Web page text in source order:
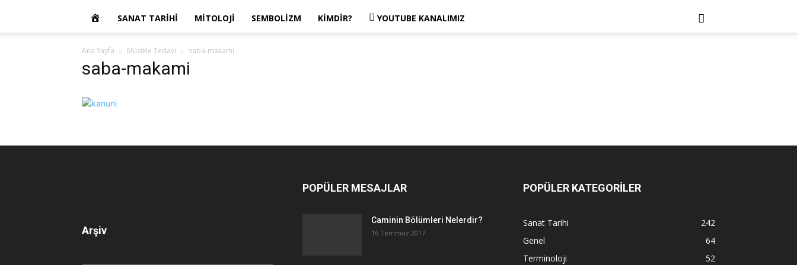
OKUR
YAZARIM
SANAT TARIHI MITOLOJI SEMBOLIZM KIMDIR? YOUTUBE KANALIMIZ
Ana Sayfa Müzikle Tedavi saba-makami
saba-makami
Arşiv
Arşiv
POPÜLER MESAJLAR
Caminin Bölümleri Nelerdir?
16 Temmuz 2017
POPÜLER KATEGORİLER
Sanat Tarihi
242
Genel
64
Terminoloji
52